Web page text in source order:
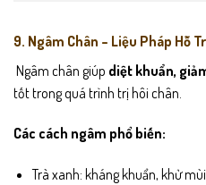
9. Ngâm Chân – Liệu Pháp Hỗ
Ngâm chân giúp diệt khuẩn,
tốt trong quá trình trị hôi chân.
Các cách ngâm phổ biến:
Trà xanh: kháng khuẩn, khử mùi